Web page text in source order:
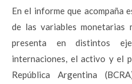
En el informe que acompaña
de las variables monetarias
presenta en distintos
internaciones, el activo y el
República Argentina